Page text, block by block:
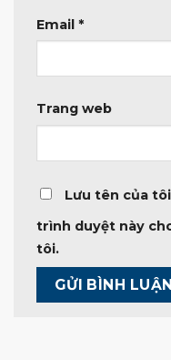
Email *
Trang web
Lưu tên của
trình duyệt này
tôi.